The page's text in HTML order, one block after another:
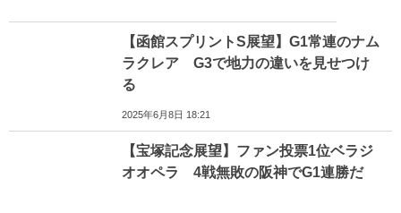
【函館スプリントS展望】G1常連のナム
ラクレア G3で地力の違いを見せつけ
る
2025年6月8日 18:21
【宝塚記念展望】ファン投票1位ベラジ
オオペラ 4戦無敗の阪神でG1連勝だ